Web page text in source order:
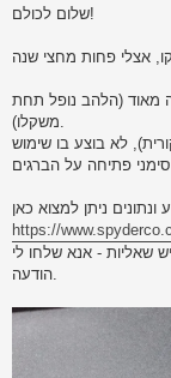
t
שלום לכולם!
מאוד (הלהב נופל תחת
משקלו).
https://
שאליות - אנא שלחו לי
הודעה.